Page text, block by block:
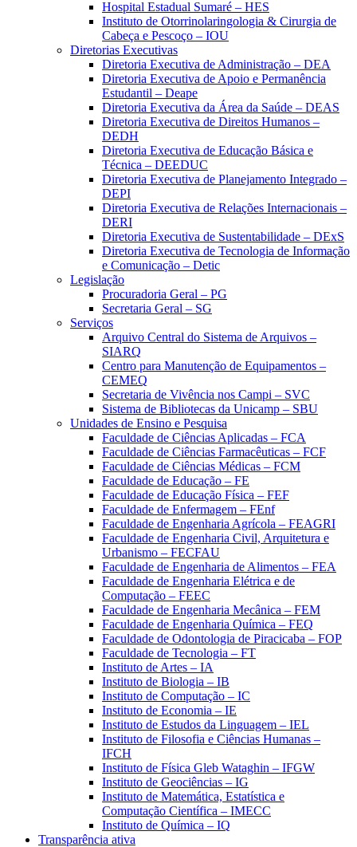
Hospital Estadual Sumaré – HES
Instituto de Otorrinolaringologia & Cirurgia de
Cabeça e Pescoço – IOU
Diretorias Executivas
Diretoria Executiva de Administração – DEA
Diretoria Executiva de Apoio e Permanência
Estudantil – Deape
Diretoria Executiva da Área da Saúde – DEAS
Diretoria Executiva de Direitos Humanos –
DEDH
Diretoria Executiva de Educação Básica e
Técnica – DEEDUC
Diretoria Executiva de Planejamento Integrado –
DEPI
Diretoria Executiva de Relações Internacionais –
DERI
Diretoria Executiva de Sustentabilidade – DExS
Diretoria Executiva de Tecnologia de Informação
e Comunicação – Detic
Legislação
Procuradoria Geral – PG
Secretaria Geral – SG
Serviços
Arquivo Central do Sistema de Arquivos –
SIARQ
Centro para Manutenção de Equipamentos –
CEMEQ
Secretaria de Vivência nos Campi – SVC
Sistema de Bibliotecas da Unicamp – SBU
Unidades de Ensino e Pesquisa
Faculdade de Ciências Aplicadas – FCA
Faculdade de Ciências Farmacêuticas – FCF
Faculdade de Ciências Médicas – FCM
Faculdade de Educação – FE
Faculdade de Educação Física – FEF
Faculdade de Enfermagem – FEnf
Faculdade de Engenharia Agrícola – FEAGRI
Faculdade de Engenharia Civil, Arquitetura e
Urbanismo – FECFAU
Faculdade de Engenharia de Alimentos – FEA
Faculdade de Engenharia Elétrica e de
Computação – FEEC
Faculdade de Engenharia Mecânica – FEM
Faculdade de Engenharia Química – FEQ
Faculdade de Odontologia de Piracicaba – FOP
Faculdade de Tecnologia – FT
Instituto de Artes – IA
Instituto de Biologia – IB
Instituto de Computação – IC
Instituto de Economia – IE
Instituto de Estudos da Linguagem – IEL
Instituto de Filosofia e Ciências Humanas –
IFCH
Instituto de Física Gleb Wataghin – IFGW
Instituto de Geociências – IG
Instituto de Matemática, Estatística e
Computação Científica – IMECC
Instituto de Química – IQ
Transparência ativa